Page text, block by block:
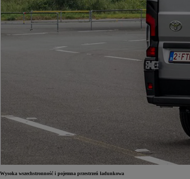
Wysoka wszechstronność i pojemna przestrzeń ładunkowa